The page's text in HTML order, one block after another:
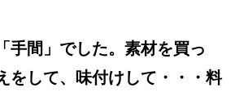
手間」でした。素材を買っ
をして、味付けして・・・料